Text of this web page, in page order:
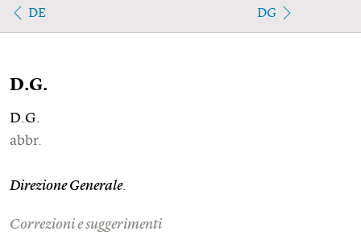
DE DG
D.G.
D.G.
abbr.
Direzione Generale.
Correzioni e suggerimenti